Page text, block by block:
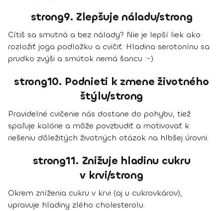
strong9. Zlepšuje náladu/strong
Cítiš sa smutná a bez nálady? Nie je lepší liek ako
rozložiť joga podložku a cvičiť. Hladina serotonínu sa
prudko zvýši a smútok nemá šancu :-).
strong10. Podnieti k zmene životného
štýlu/strong
Pravidelné cvičenie nás dostane do pohybu, tiež
spaľuje kalórie a môže povzbudiť a motivovať k
riešeniu dôležitých životných otázok na hlbšej úrovni.
strong11. Znižuje hladinu cukru
v krvi/strong
Okrem zníženia cukru v krvi (aj u cukrovkárov),
upravuje hladiny zlého cholesterolu.